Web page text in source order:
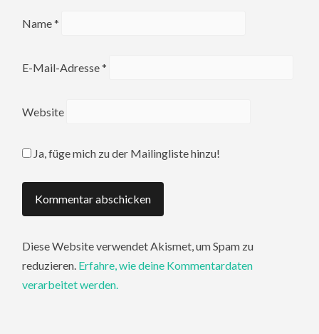
Name*
E-Mail-Adresse*
Website
Ja, füge mich zu der Mailingliste hinzu!
Diese Website verwendet Akismet, um Spam zu
reduzieren. Erfahre, wie deine Kommentardaten
verarbeitet werden.